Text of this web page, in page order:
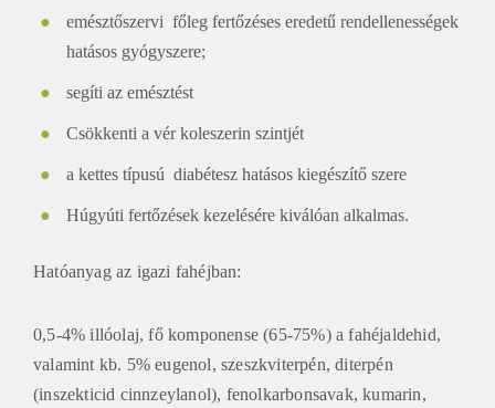
emésztőszervi főleg fertőzéses eredetű rendellenességek
hatásos gyógyszere;
segíti az emésztést
Csökkenti a vér koleszerin szintjét
a kettes típusú diabétesz hatásos kiegészítő szere
Húgyúti fertőzések kezelésére kiválóan alkalmas.
Hatóanyag az igazi fahéjban:
0,5-4% illóolaj, fő komponense (65-75%) a fahéjaldehid,
valamint kb. 5% eugenol, szeszkviterpén, diterpén
(inszekticid cinnzeylanol), fenolkarbonsavak, kumarin,